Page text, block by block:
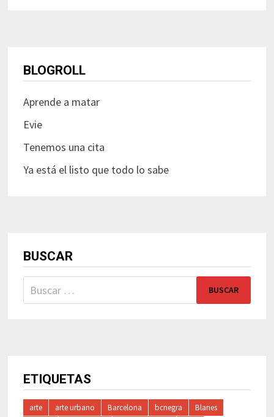
BLOGROLL
Aprende a matar
Evie
Tenemos una cita
Ya está el listo que todo lo sabe
BUSCAR
Buscar:
ETIQUETAS
arte arte urbano Barcelona bcnegra Blanes